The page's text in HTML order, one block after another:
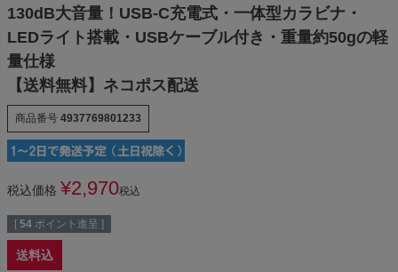
130dB大音量！USB-C充電式・一体型カラビナ・
LEDライト搭載・USBケーブル付き・重量約50gの軽
量仕様
【送料無料】ネコポス配送
商品番号 4937769801233
税込価格 ¥2,970税込
[ 54 ポイント進呈 ]
送料込